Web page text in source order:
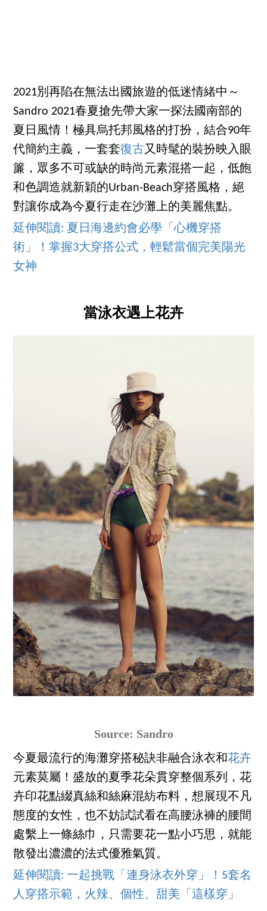
2021別再陷在無法出國旅遊的低迷情緒中～
Sandro 2021春夏搶先帶大家一探法國南部的
夏日風情！極具烏托邦風格的打扮，結合90年
代簡約主義，一套套復古又時髦的裝扮映入眼
簾，眾多不可或缺的時尚元素混搭一起，低飽
和色調造就新穎的Urban-Beach穿搭風格，絕
對讓你成為今夏行走在沙灘上的美麗焦點。
延伸閱讀: 夏日海邊約會必學「心機穿搭
術」！掌握3大穿搭公式，輕鬆當個完美陽光
女神
當泳衣遇上花卉
Source: Sandro
今夏最流行的海灘穿搭秘訣非融合泳衣和花卉
元素莫屬！盛放的夏季花朵貫穿整個系列，花
卉印花點綴真絲和絲麻混紡布料，想展現不凡
態度的女性，也不妨試試看在高腰泳褲的腰間
處繫上一條絲巾，只需要花一點小巧思，就能
散發出濃濃的法式優雅氣質。
延伸閱讀: 一起挑戰「連身泳衣外穿」！5套名
人穿搭示範，火辣、個性、甜美「這樣穿」